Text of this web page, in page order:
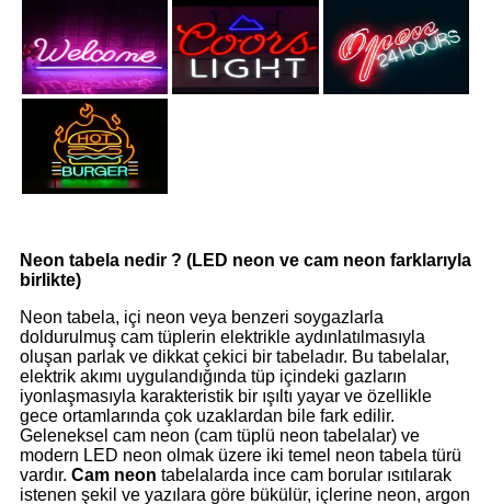
Neon tabela nedir ? (LED neon ve cam neon farklarıyla
birlikte)
Neon tabela, içi neon veya benzeri soygazlarla
doldurulmuş cam tüplerin elektrikle aydınlatılmasıyla
oluşan parlak ve dikkat çekici bir tabeladır. Bu tabelalar,
elektrik akımı uygulandığında tüp içindeki gazların
iyonlaşmasıyla karakteristik bir ışıltı yayar ve özellikle
gece ortamlarında çok uzaklardan bile fark edilir.
Geleneksel cam neon (cam tüplü neon tabelalar) ve
modern LED neon olmak üzere iki temel neon tabela türü
vardır. Cam neon tabelalarda ince cam borular ısıtılarak
istenen şekil ve yazılara göre bükülür, içlerine neon, argon